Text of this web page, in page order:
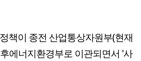
책이 종전 산업통상자원부(현재
에너지환경부로 이관되면서 '사